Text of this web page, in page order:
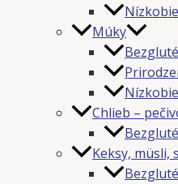
Múky
Chlieb –
Keksy, müsli,